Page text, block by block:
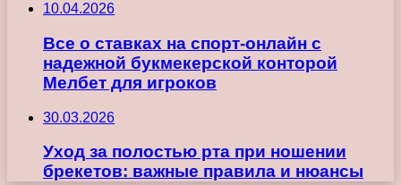
10.04.2026
Все о ставках на спорт-онлайн с
надежной букмекерской конторой
Мелбет для игроков
30.03.2026
Уход за полостью рта при ношении
брекетов: важные правила и нюансы